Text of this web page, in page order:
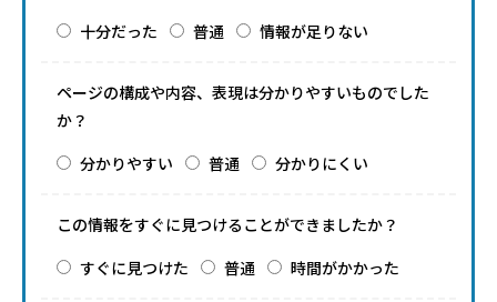
十分だった
普通 情報が足りない
ページの構成や内容、表現は分かりやすいものでした
か？
分かりやすい
普通 分かりにくい
この情報をすぐに見つけることができましたか？
すぐに見つけた
普通 時間がかかった